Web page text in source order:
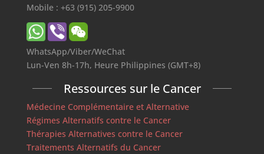
Mobile : +63 (915) 205-9900
WhatsApp/Viber/WeChat
Lun-Ven 8h-17h, Heure Philippines (GMT+8)
Ressources sur le Cancer
Médecine Complémentaire et Alternative
Régimes Alternatifs contre le Cancer
Thérapies Alternatives contre le Cancer
Traitements Alternatifs du Cancer